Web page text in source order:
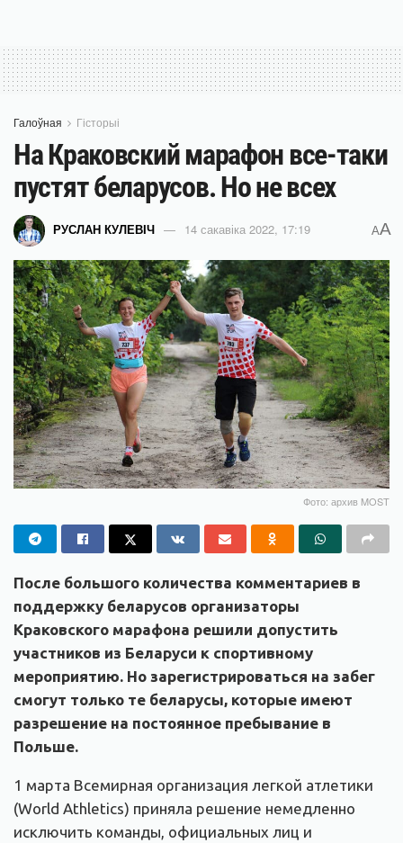
Галоўная Гісторыі
На Краковский марафон все-таки
пустят беларусов. Но не всех
РУСЛАН КУЛЕВІЧ 14 сакавіка 2022, 17:19 AA
Фото: архив MOST
После большого количества комментариев в
поддержку беларусов организаторы
Краковского марафона решили допустить
участников из Беларуси к спортивному
мероприятию. Но зарегистрироваться на забег
смогут только те беларусы, которые имеют
разрешение на постоянное пребывание в
Польше.
1 марта Всемирная организация легкой атлетики
(World Athletics) приняла решение немедленно
исключить команды, официальных лиц и